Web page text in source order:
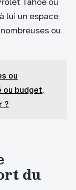
lui un espace
ou
ou
budget,
?
du